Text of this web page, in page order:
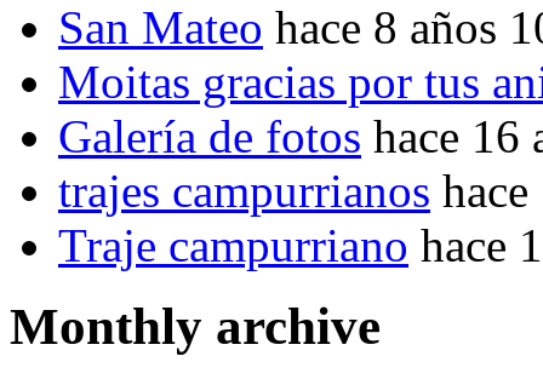
San Mateo hace 8 años
Moitas gracias por tus
Galería de fotos hace 16
trajes campurrianos
Traje campurriano hace
Monthly archive